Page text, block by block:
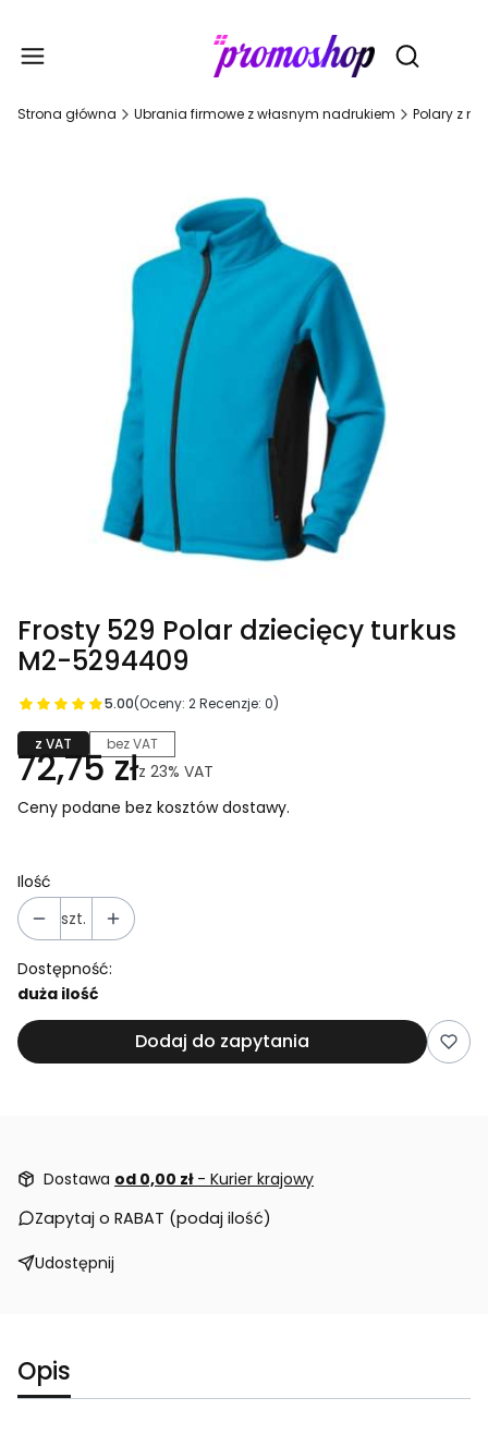
Otwórz
Strona główna Ubrania firmowe z własnym nadrukiem
Frosty 529 Polar dziecięcy turkus
M2-5294409
5.00(Oceny: 2 Recenzje: 0)
z VAT bez VAT
72,75 złz 23% VAT
Ceny podane bez kosztów dostawy.
Ilość
szt.
Dostępność:
duża ilość
Dodaj do zapytania
Dostawa od 0,00 zł - Kurier krajowy
Zapytaj o RABAT (podaj ilość)
Udostępnij
Opis